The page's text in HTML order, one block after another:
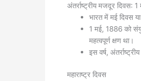
अंतर्राष्ट्रीय मजदूर दिवस: 1
भारत में मई दिवस
1 मई, 1886 को
महत्वपूर्ण क्षण था।
इस वर्ष,
महाराष्ट्र दिवस